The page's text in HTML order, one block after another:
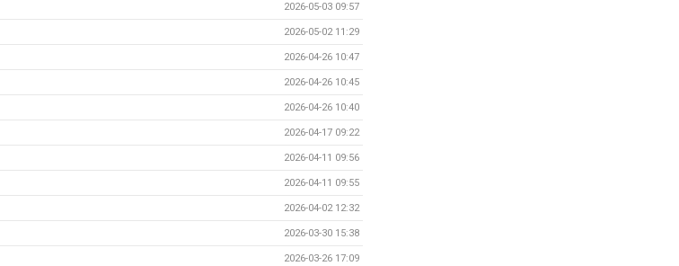
2026-05-03 09:57
2026-05-02 11:29
2026-04-26 10:47
2026-04-26 10:45
2026-04-26 10:40
2026-04-17 09:22
2026-04-11 09:56
2026-04-11 09:55
2026-04-02 12:32
2026-03-30 15:38
2026-03-26 17:09